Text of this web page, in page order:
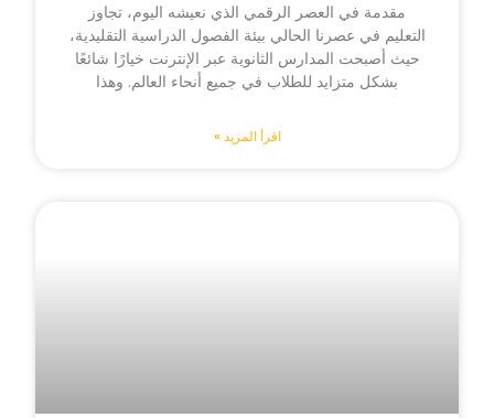
مقدمة في العصر الرقمي الذي نعيشه اليوم، تجاوز
التعليم في عصرنا الحالي بيئة الفصول الدراسية التقليدية،
حيث أصبحت المدارس الثانوية عبر الإنترنت خيارًا شائعًا
بشكل متزايد للطلاب في جميع أنحاء العالم. وهذا
اقرأ المزيد »